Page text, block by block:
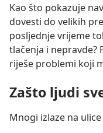
Kao što pokazuje
dovesti do velikih
posljednje vrijeme
tlačenja i nepravde?
riješe problemi koji
Zašto ljudi
Mnogi izlaze na